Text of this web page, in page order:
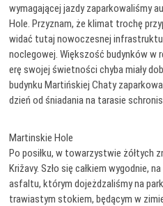
wymagającej jazdy zaparkowaliśmy
Hole. Przyznam, że klimat trochę
widać tutaj nowoczesnej
noclegowej. Większość budynków w
erę swojej świetności chyba miały
budynku Martińskiej Chaty
dzień od śniadania na tarasie
Martinskie Hole
Po posiłku, w towarzystwie żółtych
Križavy. Szło się całkiem wygodnie,
asfaltu, którym dojeżdzaliśmy na
trawiastym stokiem, będącym w